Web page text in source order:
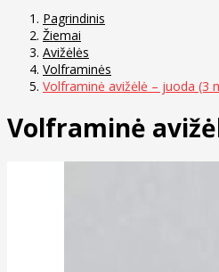
Pagrindinis
Žiemai
Avižėlės
Volframinės
Volframinė avižėlė – juoda (3
Volframinė